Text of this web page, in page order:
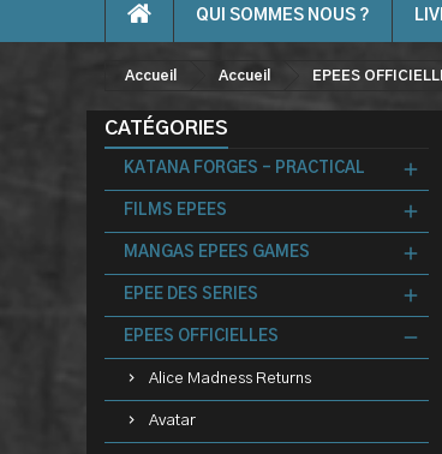
QUI SOMMES NOUS ?
Accueil Accueil EPEES
CATÉGORIES
KATANA FORGES - PRACTICAL
FILMS EPEES
MANGAS EPEES GAMES
EPEE DES SERIES
EPEES OFFICIELLES
Alice Madness Returns
Avatar